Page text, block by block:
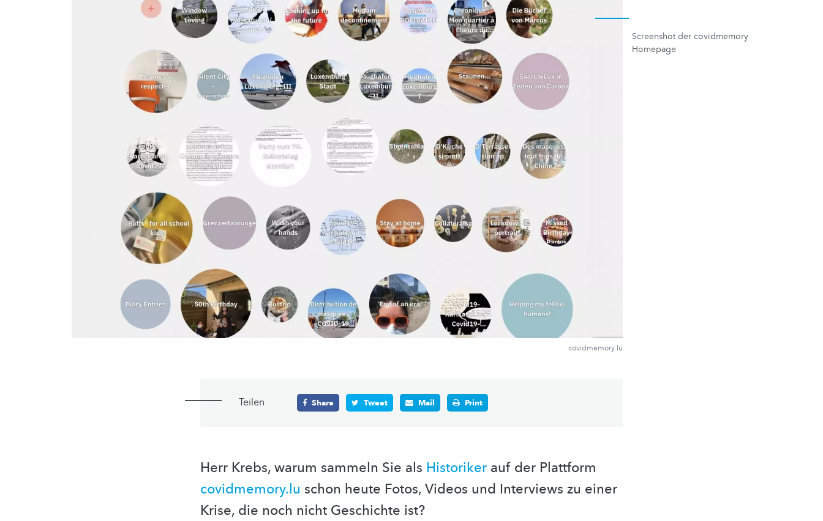
covidmemory.lu
Screenshot der covidmemory
Homepage
Teilen Share Tweet Mail Print
Herr Krebs, warum sammeln Sie als Historiker auf der Plattform
covidmemory.lu schon heute Fotos, Videos und Interviews zu einer
Krise, die noch nicht Geschichte ist?